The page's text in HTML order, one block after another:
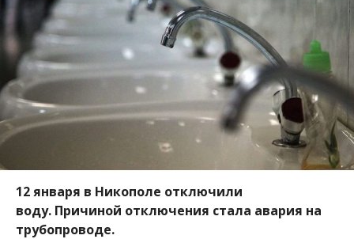
12 января в Никополе отключили
воду. Причиной отключения стала авария на
трубопроводе.